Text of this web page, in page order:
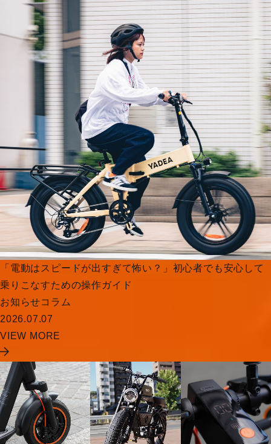
「電動はスピードが出すぎて怖い？」初心者でも安心して
乗りこなすための操作ガイド
お知らせコラム
2026.07.07
VIEW MORE